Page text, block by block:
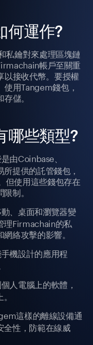
何運作?
私鑰對來處理區塊鏈
帳戶至關重
以接收代幣。要授權
用Tangem錢包，
儲。
哪些類型?
由Coinbase、
提供的託管錢包，
但使用這些錢包存在
制。
、桌面和瀏覽器變
理Firmachain的私
絡攻擊的影響。
機設計的應用程
人電腦上的軟體，
這樣的離線設備通
全性，防範在線威